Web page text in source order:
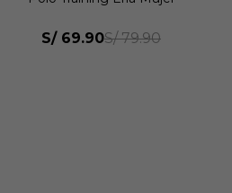
S/ 69.90S/ 79.90